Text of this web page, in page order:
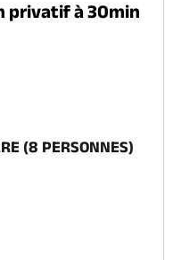
privatif à 30min
(8 PERSONNES)